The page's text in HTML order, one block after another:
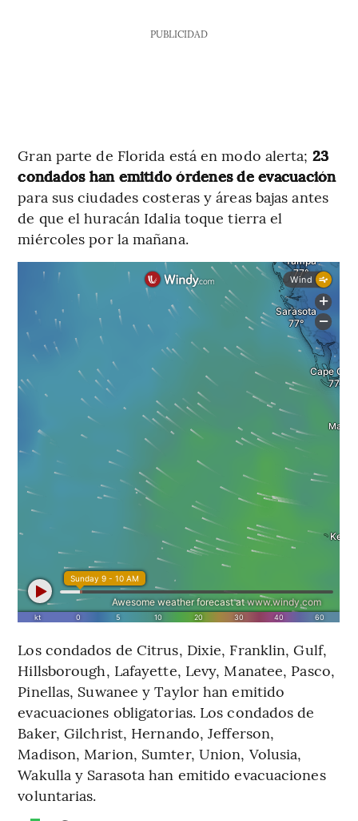
PUBLICIDAD
Gran parte de Florida está en modo alerta; 23
condados han emitido órdenes de evacuación
para sus ciudades costeras y áreas bajas antes
de que el huracán Idalia toque tierra el
miércoles por la mañana.
Los condados de Citrus, Dixie, Franklin, Gulf,
Hillsborough, Lafayette, Levy, Manatee, Pasco,
Pinellas, Suwanee y Taylor han emitido
evacuaciones obligatorias. Los condados de
Baker, Gilchrist, Hernando, Jefferson,
Madison, Marion, Sumter, Union, Volusia,
Wakulla y Sarasota han emitido evacuaciones
voluntarias.